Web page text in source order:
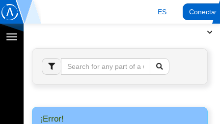
ES
Cambiar
navegación
¡Error!